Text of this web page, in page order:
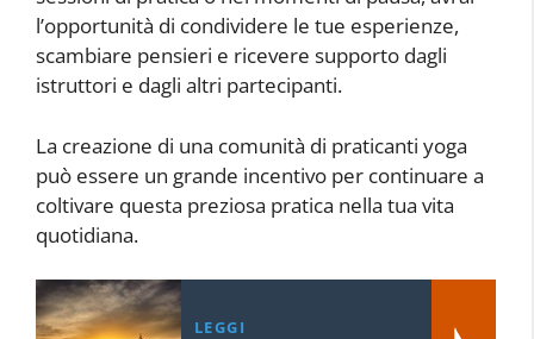
l’opportunità di condividere le tue esperienze,
scambiare pensieri e ricevere supporto dagli
istruttori e dagli altri partecipanti.
La creazione di una comunità di praticanti yoga
può essere un grande incentivo per continuare a
coltivare questa preziosa pratica nella tua vita
quotidiana.
LEGGI